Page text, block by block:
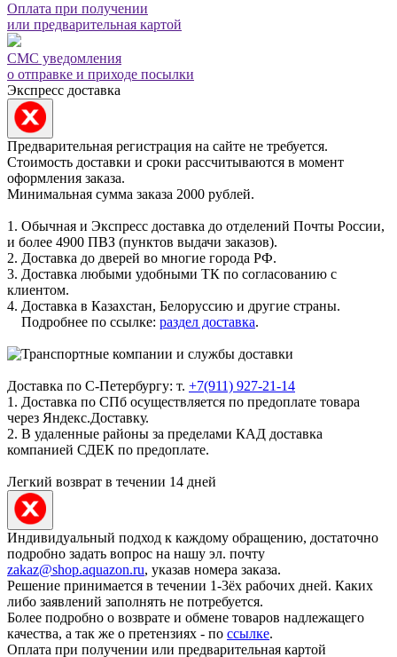
Оплата при получении
или предварительная картой
СМС уведомления
о отправке и приходе посылки
Экспресс доставка
Предварительная регистрация на сайте не требуется.
Стоимость доставки и сроки рассчитываются в момент
оформления заказа.
Минимальная сумма заказа 2000 рублей.
1. Обычная и Экспресс доставка до отделений Почты России,
и более 4900 ПВЗ (пунктов выдачи заказов).
2. Доставка до дверей во многие города РФ.
3. Доставка любыми удобными ТК по согласованию с
клиентом.
4. Доставка в Казахстан, Белоруссию и другие страны.
Подробнее по ссылке: раздел доставка.
Доставка по С-Петербургу: т. +7(911) 927-21-14
1. Доставка по СПб осуществляется по предоплате товара
через Яндекс.Доставку.
2. В удаленные районы за пределами КАД доставка
компанией СДЕК по предоплате.
Легкий возврат в течении 14 дней
Индивидуальный подход к каждому обращению, достаточно
подробно задать вопрос на нашу эл. почту
zakaz@shop.aquazon.ru, указав номера заказа.
Решение принимается в течении 1-3ёх рабочих дней. Каких
либо заявлений заполнять не потребуется.
Более подробно о возврате и обмене товаров надлежащего
качества, а так же о претензиях - по ссылке.
Оплата при получении или предварительная картой